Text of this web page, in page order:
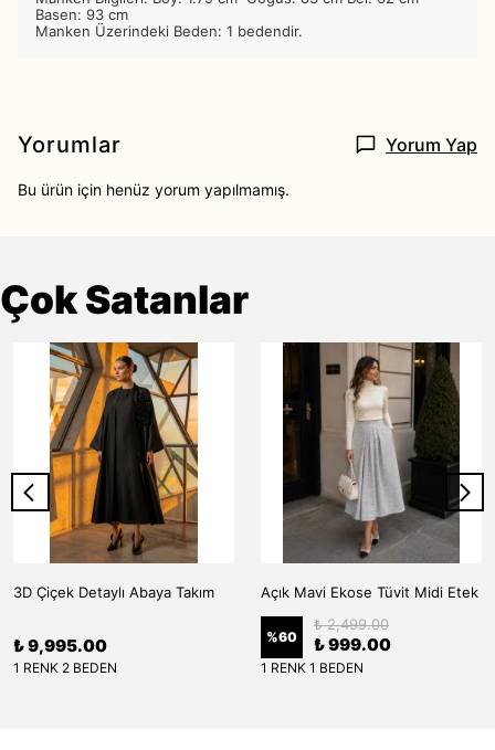
Basen: 93 cm
Manken Üzerindeki Beden: 1 bedendir.
Yorumlar Yorum Yap
Bu ürün için henüz yorum yapılmamış.
Çok Satanlar
3D Çiçek Detaylı Abaya Takım
₺ 9,995.00
1 RENK 2 BEDEN
Açık Mavi Ekose Tüvit Midi Etek
%60
₺ 2,499.00
₺ 999.00
1 RENK 1 BEDEN